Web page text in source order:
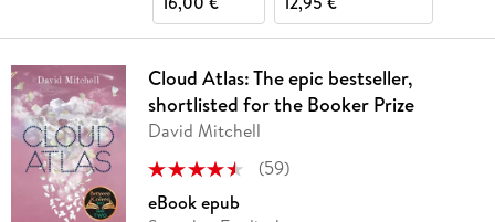
Cloud Atlas: The epic bestseller,
shortlisted for the Booker Prize
David Mitchell
(59)
eBook epub